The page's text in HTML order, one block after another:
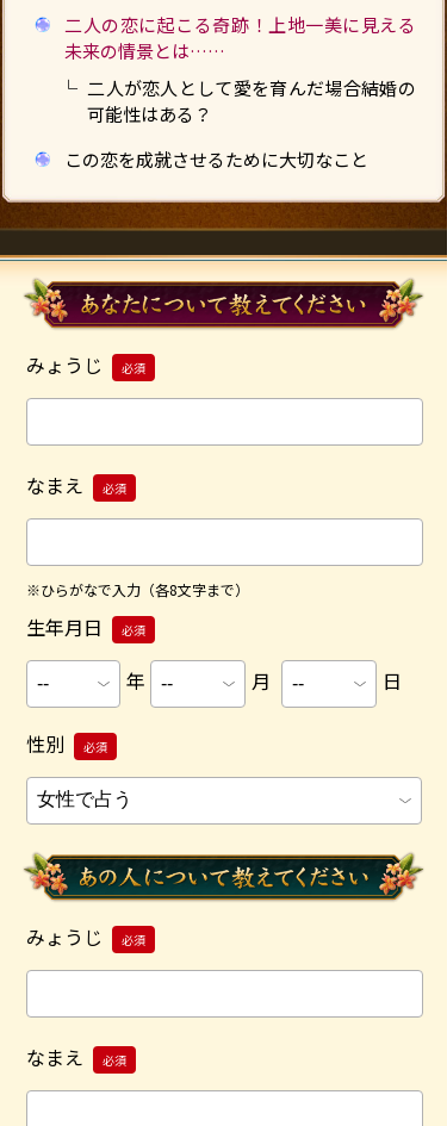
二人の恋に起こる奇跡！上地一美に見える
未来の情景とは……
二人が恋人として愛を育んだ場合――結婚の
可能性はある？
この恋を成就させるために大切なこと
みょうじ 必須
なまえ 必須
※ひらがなで入力（各8文字まで）
生年月日 必須
年 月 日
性別 必須
みょうじ 必須
なまえ 必須